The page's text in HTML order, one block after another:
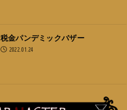
税金パンデミックバザー
2022.01.24